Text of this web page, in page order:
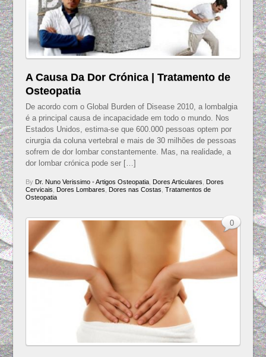
A Causa Da Dor Crónica | Tratamento de
Osteopatia
De acordo com o Global Burden of Disease 2010, a lombalgia
é a principal causa de incapacidade em todo o mundo. Nos
Estados Unidos, estima-se que 600.000 pessoas optem por
cirurgia da coluna vertebral e mais de 30 milhões de pessoas
sofrem de dor lombar constantemente. Mas, na realidade, a
dor lombar crónica pode ser […]
By Dr. Nuno Verissimo• Artigos Osteopatia, Dores Articulares
Dores
Cervicais
Dores Lombares Dores nas Costas Tratamentos de
Osteopatia
0